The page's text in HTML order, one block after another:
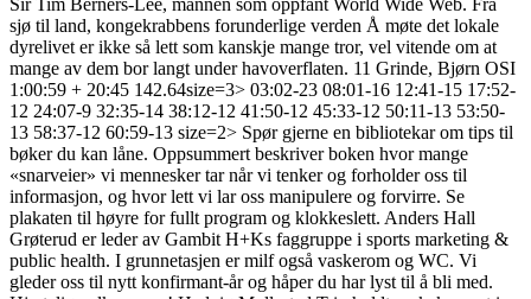
Sir Tim Berners-Lee, mannen som oppfant World Wide Web. Fra
sjø til land, kongekrabbens forunderlige verden Å møte det lokale
dyrelivet er ikke så lett som kanskje mange tror, ​​vel vitende om at
mange av dem bor langt under havoverflaten. 11 Grinde, Bjørn OSI
1:00:59 + 20:45 142.64size=3> 03:02-23 08:01-16 12:41-15 17:52-
12 24:07-9 32:35-14 38:12-12 41:50-12 45:33-12 50:11-13 53:50-
13 58:37-12 60:59-13 size=2> Spør gjerne en bibliotekar om tips til
bøker du kan låne. Oppsummert beskriver boken hvor mange
«snarveier» vi mennesker tar når vi tenker og forholder oss til
informasjon, og hvor lett vi lar oss manipulere og forvirre. Se
plakaten til høyre for fullt program og klokkeslett. Anders Hall
Grøterud er leder av Gambit H+Ks faggruppe i sports marketing &
public health. I grunnetasjen er milf også vaskerom og WC. Vi
gleder oss til nytt konfirmant-år og håper du har lyst til å bli med.